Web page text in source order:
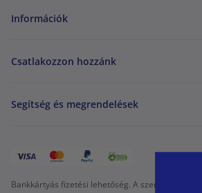
Információk
Csatlakozzon hozzánk
Segítség és megrendelések
Bankkártyás fizetési lehetőség. A személyes